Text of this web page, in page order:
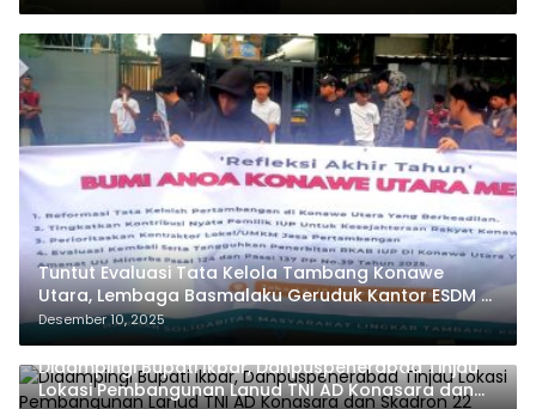
Tuntut Evaluasi Tata Kelola Tambang Konawe
Utara, Lembaga Basmalaku Geruduk Kantor ESDM RI
dan PT.Antam
Desember 10, 2025
Didampingi Bupati Ikbar, Danpuspenerabad Tinjau
Lokasi Pembangunan Lanud TNI AD Konasara dan